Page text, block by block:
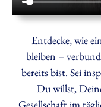
Entdecke, wie
bleiben –
bereits bist. Sei
Du willst,